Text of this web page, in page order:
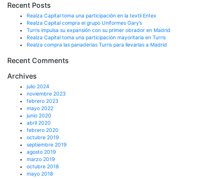
Recent Posts
Realza Capital toma una participación en la textil Entex
Realza Capital compra el grupo Uniformes Gary’s
Turris impulsa su expansión con su primer obrador en Madrid
Realza Capital toma una participación mayoritaria en Turris
Realza compra las panaderías Turris para llevarlas a Madrid
Recent Comments
Archives
julio 2024
noviembre 2023
febrero 2023
mayo 2022
junio 2020
abril 2020
febrero 2020
octubre 2019
septiembre 2019
agosto 2019
marzo 2019
octubre 2018
mayo 2018